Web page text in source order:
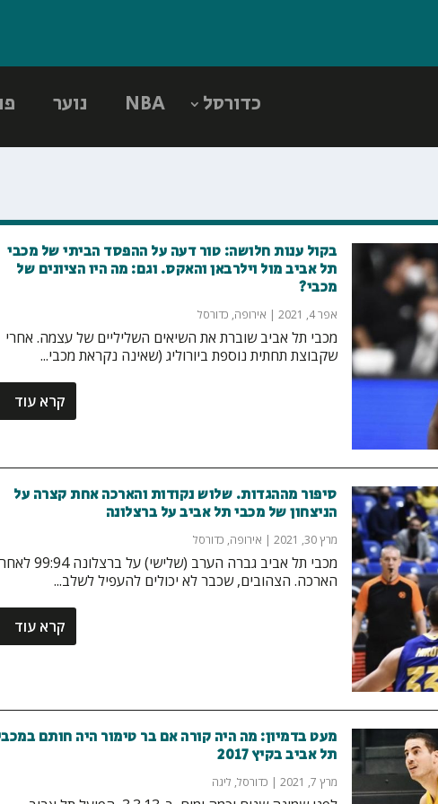
כדורסל NBA נוער
בקול ענות חלושה: טור דעה על ההפסד הביתי של מכבי
תל אביב מול וילרבאן והאקס. וגם: מה היו הציונים של
מכבי?
אפר 4, 2021 | אירופה, כדורסל
מכבי תל אביב שוברת את השיאים השליליים של עצמה. אחרי
שקבוצת תחתית נוספת ביורוליג (שאינה נקראת מכבי...
קרא עוד
סיפור מההגדות. שלוש נקודות והארכה אחת קצרה על
הניצחון של מכבי תל אביב על ברצלונה
מרץ 30, 2021 | אירופה, כדורסל
מכבי תל אביב גברה הערב (שלישי) על ברצלונה
הארכה. הצהובים, שכבר לא יכולים להעפיל לשלב...
קרא עוד
מעט בדמיון: מה היה קורה אם בר טימור היה חותם
תל אביב בקיץ 2017
מרץ 7, 2021 | כדורסל, ליגה